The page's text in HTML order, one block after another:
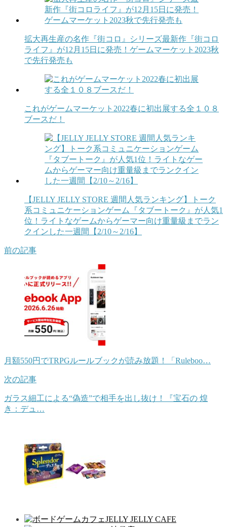
拡大再生産の名作『街コロ』シリーズ最新作『街コロ
ライフ』が12月15日に発売！ゲームマーケット2023秋
で先行発売も
これがゲームマーケット2022春に初出展する全１０８
ブースだ！
【JELLY JELLY STORE 週間人気ランキング】トーク
系コミュニケーションゲーム『タブートーク』が人気1
位！ライトなゲームからゲーマー向け重量級までラン
クインした一週間【2/10～2/16】
前の記事
月額550円でTRPGルールブックが読み放題！「Ruleboo…
次の記事
ガラス細工による“偽造”で相手を出し抜け！『宝石の 煌
き：デュ…